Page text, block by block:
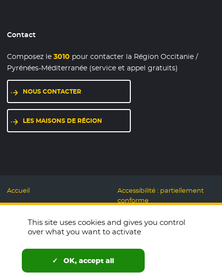
Contact
Composez le3010 pour contacter la Région Occitanie /
Pyrénées-Méditerranée (service et appel gratuits)
NOUS CONTACTER
LES MAISONS DE RÉGION
Accueil
Mentions légales
Données personnelles et
Cookies
Espace presse
Télécharger le logo
Accessibilité : partiellement
conforme
Responsable
This site uses cookies and gives you control
over what you want to activate
OK, accept all